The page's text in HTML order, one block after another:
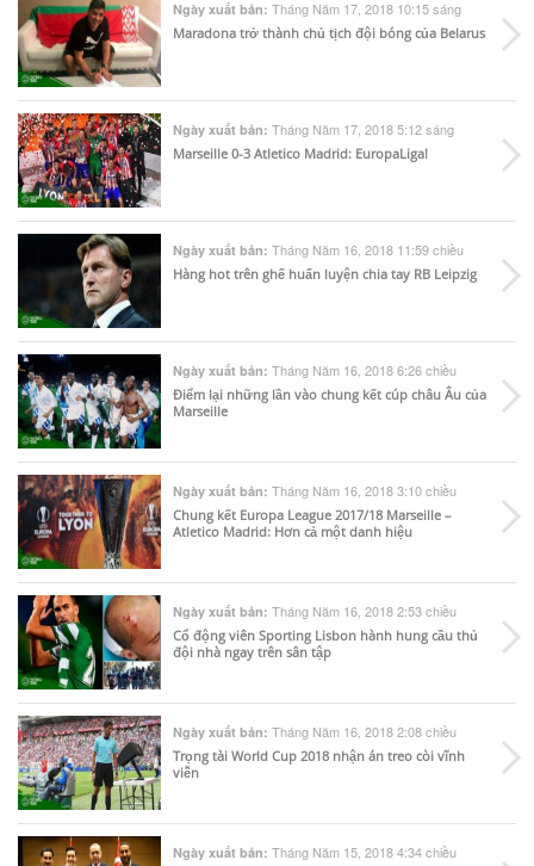
Ngày xuất bản: Tháng Năm 17, 2018 10:15 sáng
Maradona trở thành chủ tịch đội bóng của Belarus
Ngày xuất bản: Tháng Năm 17, 2018 5:12 sáng
Marseille 0-3 Atletico Madrid: EuropaLiga!
Ngày xuất bản: Tháng Năm 16, 2018 11:59 chiều
Hàng hot trên ghế huấn luyện chia tay RB Leipzig
Ngày xuất bản: Tháng Năm 16, 2018 6:26 chiều
Điểm lại những lần vào chung kết cúp châu Âu của
Marseille
Ngày xuất bản: Tháng Năm 16, 2018 3:10 chiều
Chung kết Europa League 2017/18 Marseille –
Atletico Madrid: Hơn cả một danh hiệu
Ngày xuất bản: Tháng Năm 16, 2018 2:53 chiều
Cổ động viên Sporting Lisbon hành hung cầu thủ
đội nhà ngay trên sân tập
Ngày xuất bản: Tháng Năm 16, 2018 2:08 chiều
Trọng tài World Cup 2018 nhận án treo còi vĩnh
viễn
Ngày xuất bản: Tháng Năm 15, 2018 4:34 chiều